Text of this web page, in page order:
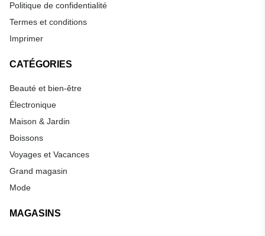
Politique de confidentialité
Termes et conditions
Imprimer
CATÉGORIES
Beauté et bien-être
Électronique
Maison & Jardin
Boissons
Voyages et Vacances
Grand magasin
Mode
MAGASINS